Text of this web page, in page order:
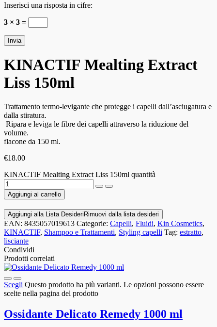
Inserisci una risposta in cifre:
3 × 3 =
KINACTIF Mealting Extract
Liss 150ml
Trattamento termo-levigante che protegge i capelli dall’asciugatura e
dalla stiratura.
Ripara e leviga le fibre dei capelli attraverso la riduzione del
volume.
flacone da 150 ml.
€18.00
KINACTIF Mealting Extract Liss 150ml quantità
Aggiungi al carrello
Aggiungi alla Lista Desideri Rimuovi dalla lista desideri
EAN: 8435057019613 Categorie: Capelli, Fluidi, Kin Cosmetics,
KINACTIF, Shampoo e Trattamenti, Styling capelli Tag: estratto,
lisciante
Condividi
Prodotti correlati
Scegli Questo prodotto ha più varianti. Le opzioni possono essere
scelte nella pagina del prodotto
Ossidante Delicato Remedy 1000 ml